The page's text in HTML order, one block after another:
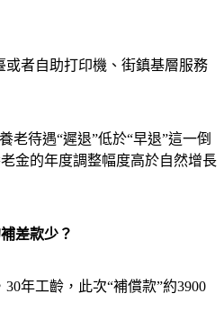
或者自助打印機、街鎮基層服務
老待遇“遲退”低於“早退”這一倒
金的年度調整幅度高於自然增長
差款少？
年工齡，此次“補償款”約3900